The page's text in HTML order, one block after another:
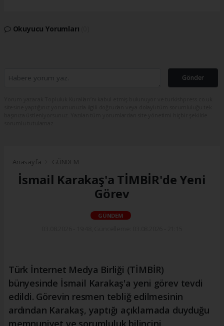
Okuyucu Yorumları
Gönder
Anasayfa GÜNDEM
İsmail Karakaş'a TİMBİR'de Yeni
Görev
GÜNDEM
Türk İnternet Medya Birliği (TİMBİR)
bünyesinde İsmail Karakaş'a yeni görev tevdi
edildi. Görevin resmen tebliğ edilmesinin
ardından Karakaş, yaptığı açıklamada duyduğu
memnuniyet ve sorumluluk bilincini